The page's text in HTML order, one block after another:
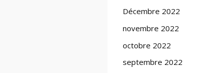
Décembre 2022
novembre 2022
octobre 2022
septembre 2022